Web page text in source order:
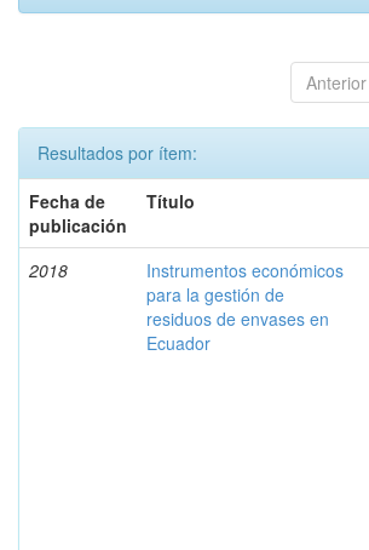
Anterior
Resultados por ítem:
Fecha de
publicación
Título
2018
Instrumentos económicos
para la gestión de
residuos de envases en
Ecuador